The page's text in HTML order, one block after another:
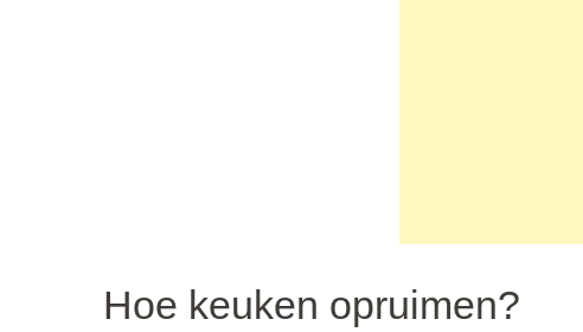
Hoe keuken opruimen?